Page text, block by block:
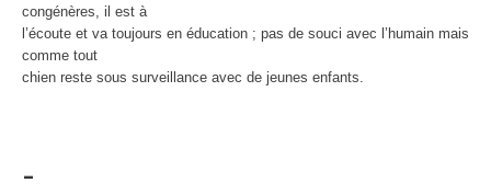
congénères, il est à
l’écoute et va toujours en éducation ; pas de souci avec l’humain mais
comme tout
chien reste sous surveillance avec de jeunes enfants.
-